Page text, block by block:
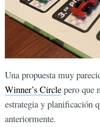
Una propuesta muy
Winner’s Circle pero que
estrategia y planificación
anteriormente.